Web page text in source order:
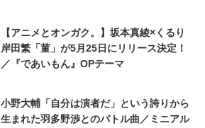
【アニメとオンガク。】坂本真綾×くるり
岸田繁「菫」が5月25日にリリース決定！
／『であいもん』OPテーマ
小野大輔「自分は演者だ」という誇りから
生まれた羽多野渉とのバトル曲／ミニアル